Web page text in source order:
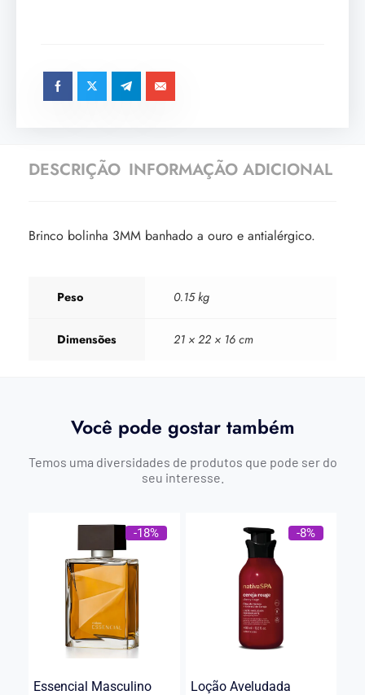
DESCRIÇÃO INFORMAÇÃO ADICIONAL
Brinco bolinha 3MM banhado a ouro e antialérgico.
Peso 0.15 kg
Dimensões 21 × 22 × 16 cm
Você pode gostar também
Temos uma diversidades de produtos que pode ser do
seu interesse.
-18%
Essencial Masculino
-8%
Loção Aveludada